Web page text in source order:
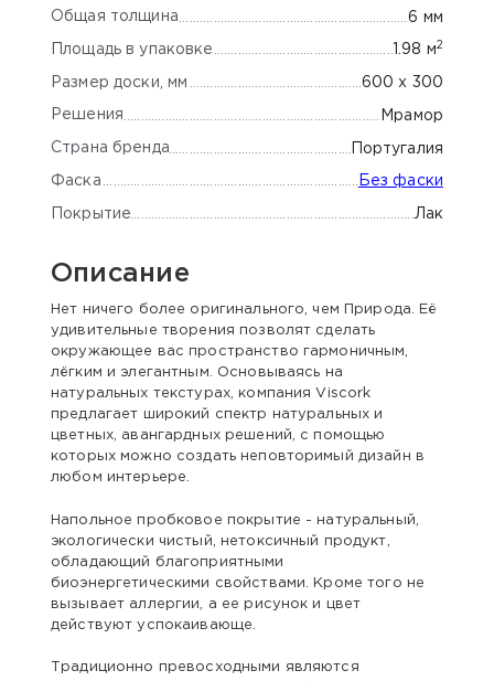
Общая толщина 6 мм
Площадь в упаковке 1.98 м 2
Размер доски, мм 600 x 300
Решения Мрамор
Страна бренда Португалия
Фаска Без фаски
Покрытие Лак
Описание
Нет ничего более оригинального, чем Природа. Её
удивительные творения позволят сделать
окружающее вас пространство гармоничным,
лёгким и элегантным. Основываясь на
натуральных текстурах, компания Viscork
предлагает широкий спектр натуральных и
цветных, авангардных решений, с помощью
которых можно создать неповторимый дизайн в
любом интерьере.
Напольное пробковое покрытие - натуральный,
экологически чистый, нетоксичный продукт,
обладающий благоприятными
биоэнергетическими свойствами. Кроме того не
вызывает аллергии, а ее рисунок и цвет
действуют успокаивающе.
Традиционно превосходными являются